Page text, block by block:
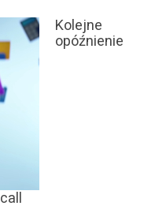
Kolejne
opóźnienie